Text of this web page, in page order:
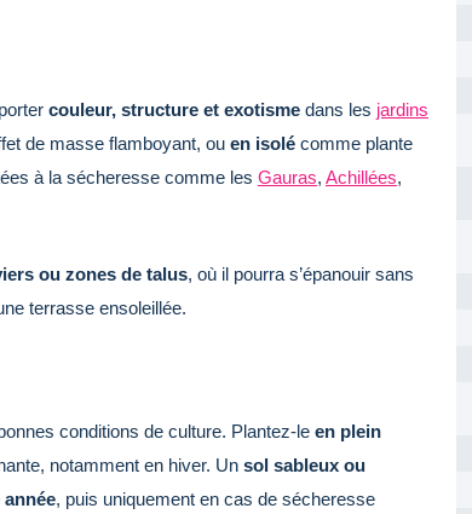
couleur, structure et exotisme dans les jardins
de masse flamboyant, ou en isolé comme plante
à la sécheresse comme les Gauras, Achillées,
ou zones de talus, où il pourra s’épanouir sans
terrasse ensoleillée.
conditions de culture. Plantez-le en plein
notamment en hiver. Un sol sableux ou
année, puis uniquement en cas de sécheresse